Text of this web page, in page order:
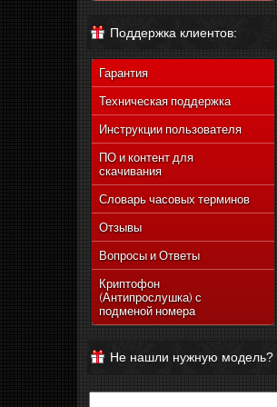
Поддержка клиентов:
Гарантия
Техническая поддержка
Инструкции пользователя
ПО и контент для
скачивания
Словарь часовых терминов
Отзывы
Вопросы и Ответы
Криптофон
(Антипрослушка) с
подменой номера
Не нашли нужную модель?